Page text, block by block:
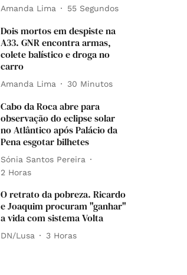
Amanda Lima 56 Segundos
Dois mortos em despiste na
A33. GNR encontra armas,
colete balístico e droga no
carro
Amanda Lima 30 Minutos
Cabo da Roca abre para
observação do eclipse solar
no Atlântico após Palácio da
Pena esgotar bilhetes
Sónia Santos Pereira
2 Horas
O retrato da pobreza. Ricardo
e Joaquim procuram "ganhar"
a vida com sistema Volta
DN/Lusa 3 Horas